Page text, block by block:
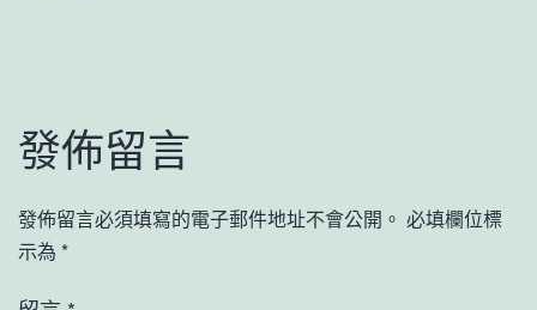
發佈留言
發佈留言必須填寫的電子郵件地址不會公開。 必填欄位標
示為 *